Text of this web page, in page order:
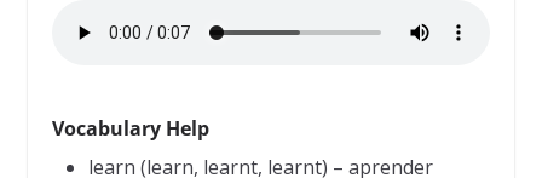
Vocabulary Help
learn (learn, learnt, learnt) – aprender